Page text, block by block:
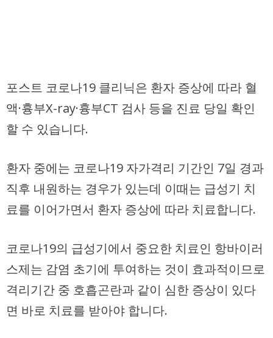
포스트 코로나19 클리닉은 환자 증상에 따라 혈
액·흉부X-ray·흉부CT 검사 등을 진료 당일 확인
할 수 있습니다.
환자 중에는 코로나19 자가격리 기간인 7일 경과
직후 내원하는 경우가 있는데 이때는 급성기 치
료를 이어가면서 환자 증상에 따라 치료합니다.
코로나19의 급성기에서 중요한 치료인 항바이러
스제는 감염 초기에 투여하는 것이 효과적이므로
격리기간 중 호흡곤란과 같이 심한 증상이 있다
면 바로 치료를 받아야 합니다.